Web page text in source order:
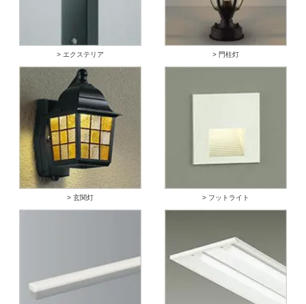
> エクステリア > 門柱灯
> 玄関灯 > フットライト